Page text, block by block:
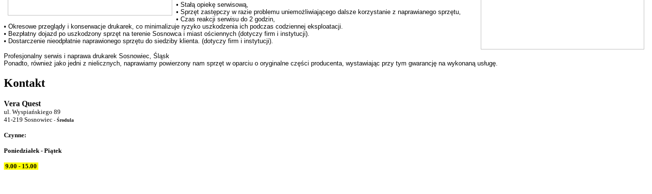
• Stałą opiekę serwisową,
• Sprzęt zastępczy w razie problemu uniemożliwiającego dalsze korzystanie z naprawianego sprzętu,
• Czas reakcji serwisu do 2 godzin,
• Okresowe przeglądy i konserwacje drukarek, co minimalizuje ryzyko uszkodzenia ich podczas codziennej eksploatacji.
• Bezpłatny dojazd po uszkodzony sprzęt na terenie Sosnowca i miast ościennych (dotyczy firm i instytucji).
• Dostarczenie nieodpłatnie naprawionego sprzętu do siedziby klienta. (dotyczy firm i instytucji).
Profesjonalny serwis i naprawa drukarek Sosnowiec, Śląsk
Ponadto, również jako jedni z nielicznych, naprawiamy powierzony nam sprzęt w oparciu o oryginalne części producenta, wystawiając przy tym gwarancję na wykonaną usługę.
Kontakt
Vera Quest
ul. Wyspiańskiego 89
41-219 Sosnowiec - Środula
Czynne:
Poniedziałek - Piątek
9.00 - 15.00